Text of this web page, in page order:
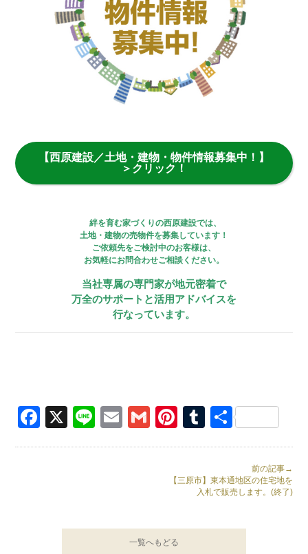
【西原建設／土地・建物・物件情報募集中！】
＞クリック！
絆を育む家づくりの西原建設では、
土地・建物の売物件を募集しています！
ご依頼先をご検討中のお客様は、
お気軽にお問合わせご相談ください。
当社専属の専門家が地元密着で
万全のサポートと活用アドバイスを
行なっています。
Facebook
X LineEmailGmailPinterest
Tumblr
共
前の記事→
【三原市】東本通地区の住宅地を
入札で販売します。(終了)
一覧へもどる